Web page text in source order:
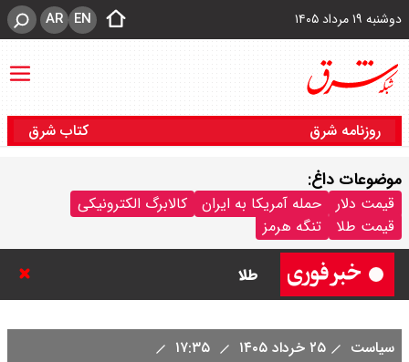
دوشنبه ۱۹ مرداد ۱۴۰۵ EN
AR
روزنامه شرق کتاب شرق
موضوعات داغ:
قیمت دلار حمله آمریکا به ایران
کالابرگ الکترونیکی
قیمت طلا
تنگه هرمز
طلا
سیاست ۲۵ خرداد ۱۴۰۵